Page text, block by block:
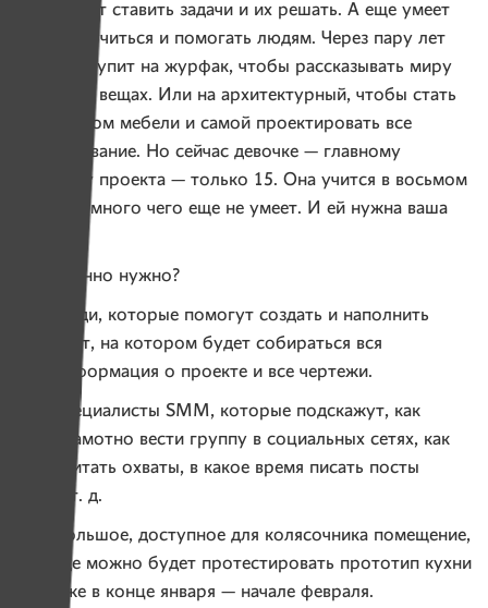
Юля умеет ставить задачи и их решать. А еще умеет
и любит учиться и помогать людям. Через пару лет
Юля поступит на журфак, чтобы рассказывать миру
о важных вещах. Или на архитектурный, чтобы стать
дизайнером мебели и самой проектировать все
оборудование. Но сейчас девочке — главному
идеологу проекта — только 15. Она учится в восьмом
классе и много чего еще не умеет. И ей нужна ваша
Что именно нужно?
люди, которые помогут создать и наполнить
сайт, на котором будет собираться вся
информация о проекте и все чертежи.
специалисты SMM, которые подскажут, как
грамотно вести группу в социальных сетях, как
считать охваты, в какое время писать посты
и т. д.
большое, доступное для колясочника помещение,
где можно будет протестировать прототип кухни
уже в конце января — начале февраля.